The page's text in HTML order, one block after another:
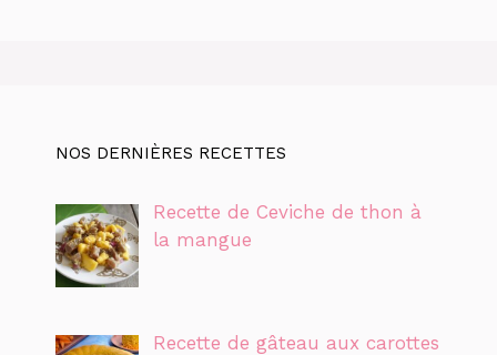
NOS DERNIÈRES RECETTES
Recette de Ceviche de thon à
la mangue
Recette de gâteau aux carottes